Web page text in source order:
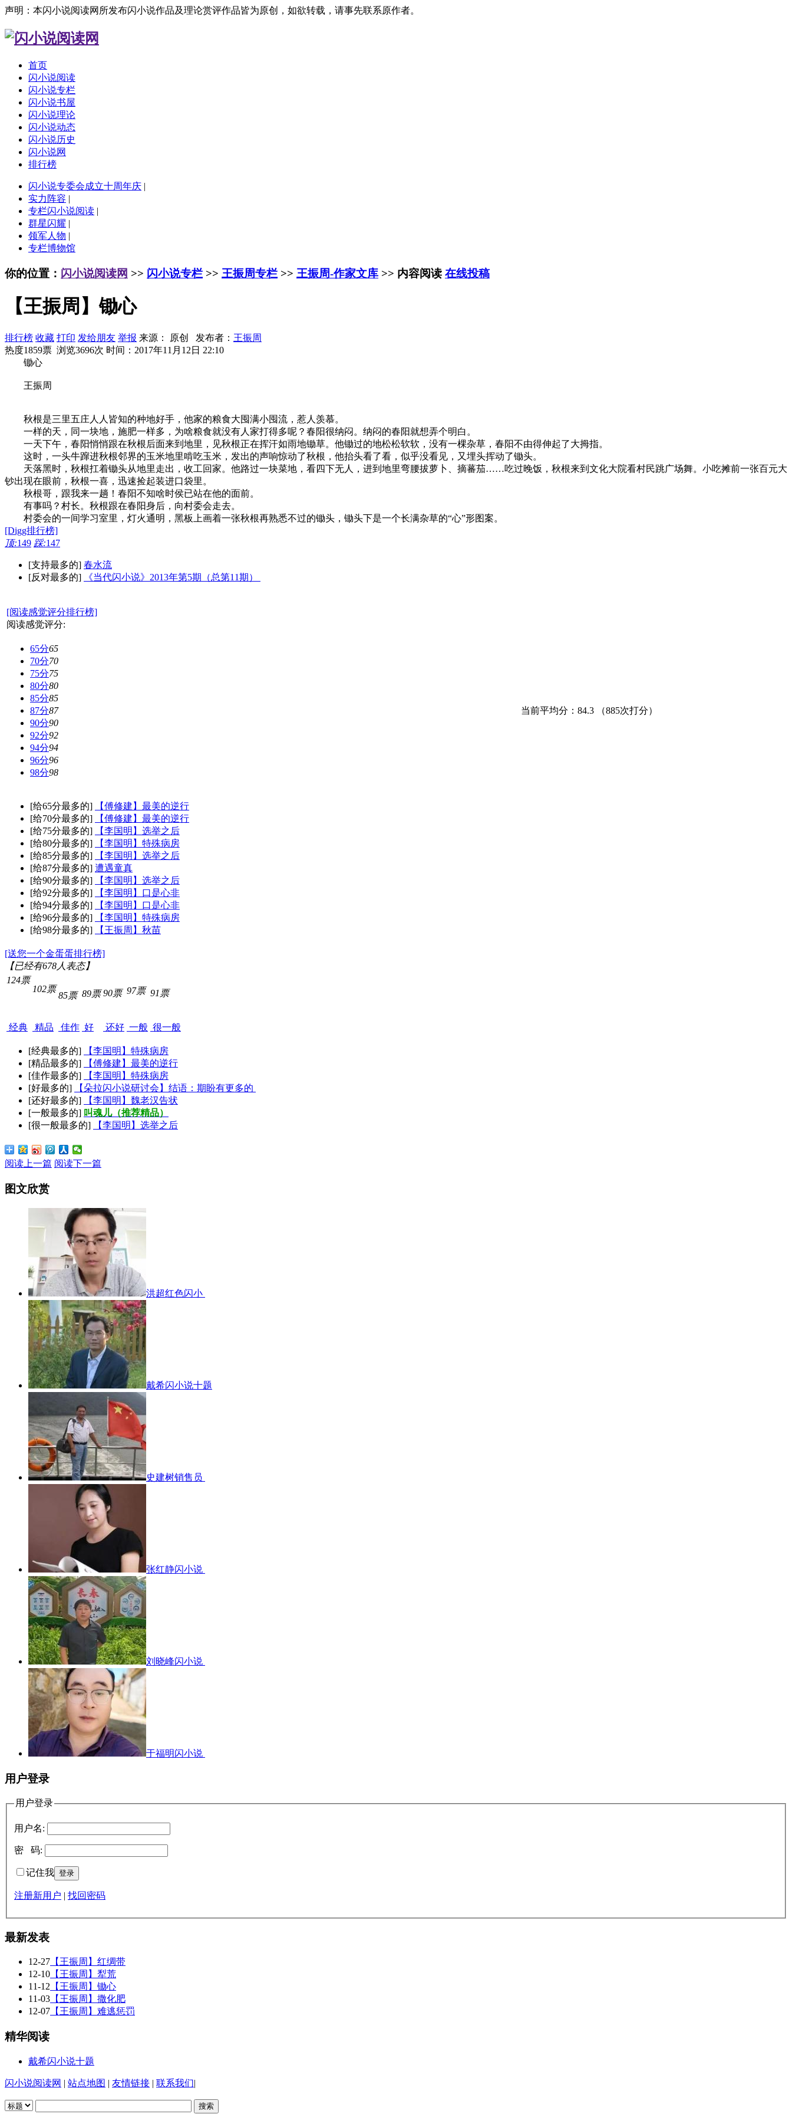
声明：本闪小说阅读网所发布闪小说作品及理论赏评作品皆为原创，如欲转载，请事先联系原作者。
首页
闪小说阅读
闪小说专栏
闪小说书屋
闪小说理论
闪小说动态
闪小说历史
闪小说网
排行榜
闪小说专委会成立十周年庆 |
实力阵容 |
专栏闪小说阅读 |
群星闪耀 |
领军人物 |
专栏博物馆
你的位置： 闪小说阅读网 >> 闪小说专栏 >> 王振周专栏 >> 王振周-作家文库 >> 内容阅读 在线投稿
【王振周】锄心
排行榜 收藏 打印 发给朋友 举报 来源： 原创 发布者： 王振周
热度1859票 浏览3696次 时间：2017年11月12日 22:10
锄心
王振周
秋根是三里五庄人人皆知的种地好手，他家的粮食大囤满小囤流，惹人羡慕。
一样的天，同一块地，施肥一样多，为啥粮食就没有人家打得多呢？春阳很纳闷。纳闷的春阳就想弄个明白。
一天下午，春阳悄悄跟在秋根后面来到地里，见秋根正在挥汗如雨地锄草。他锄过的地松松软软，没有一棵杂草，春阳不由得伸起了大拇指。
这时，一头牛蹿进秋根邻界的玉米地里啃吃玉米，发出的声响惊动了秋根，他抬头看了看，似乎没看见，又埋头挥动了锄头。
天落黑时，秋根扛着锄头从地里走出，收工回家。他路过一块菜地，看四下无人，进到地里弯腰拔萝卜、摘蕃茄……吃过晚饭，秋根来到文化大院看村民跳广场舞。小吃摊前一张百元大
钞出现在眼前，秋根一喜，迅速捡起装进口袋里。
秋根哥，跟我来一趟！春阳不知啥时侯已站在他的面前。
有事吗？村长。秋根跟在春阳身后，向村委会走去。
村委会的一间学习室里，灯火通明，黑板上画着一张秋根再熟悉不过的锄头，锄头下是一个长满杂草的“心”形图案。
[Digg排行榜]
顶:149 踩:147
[支持最多的] 春水流
[反对最多的]
《当代闪小说》2013年第5期（总第11期）
[阅读感觉评分排行榜]
阅读感觉评分:
65分65
70分70
75分75
80分80
85分85
87分87
90分90
92分92
94分94
96分96
98分98
当前平均分： 84.3 （885次打分）
[给65分最多的]
【傅修建】最美的逆行
[给70分最多的]
【傅修建】最美的逆行
[给75分最多的]
【李国明】选举之后
[给80分最多的]
【李国明】特殊病房
[给85分最多的]
【李国明】选举之后
[给87分最多的] 遭遇童真
[给90分最多的]
【李国明】选举之后
[给92分最多的]
【李国明】口是心非
[给94分最多的]
【李国明】口是心非
[给96分最多的]
【李国明】特殊病房
[给98分最多的]
【王振周】秋苗
[送您一个金蛋蛋排行榜]
【已经有678人表态】
124票
经典
102票
精品
85票
佳作
89票
好
90票
还好
97票
一般
91票
很一般
[经典最多的]
【李国明】特殊病房
[精品最多的]
【傅修建】最美的逆行
[佳作最多的]
【李国明】特殊病房
[好最多的]
【朵拉闪小说研讨会】结语：期盼有更多的
[还好最多的]
【李国明】魏老汉告状
[一般最多的] 叫魂儿（推荐精品）
[很一般最多的]
【李国明】选举之后
阅读上一篇 阅读下一篇
图文欣赏
洪超红色闪小
戴希闪小说十题
史建树销售员
张红静闪小说
刘晓峰闪小说
于福明闪小说
用户登录
用户登录
用户名:
密 码:
记住我
注册新用户 | 找回密码
最新发表
12-27 【王振周】红绸带
12-10 【王振周】犁荒
11-12 【王振周】锄心
11-03 【王振周】撒化肥
12-07 【王振周】难逃惩罚
精华阅读
戴希闪小说十题
闪小说阅读网 | 站点地图 | 友情链接 | 联系我们|